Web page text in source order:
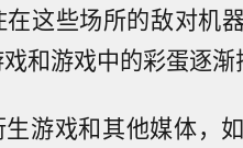
在这些场所的敌对机
和游戏中的彩蛋逐渐
游戏和其他媒体，